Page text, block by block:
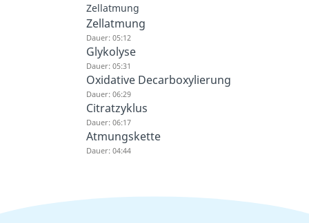
Zellatmung
Zellatmung
Dauer: 05:12
Glykolyse
Dauer: 05:31
Oxidative Decarboxylierung
Dauer: 06:29
Citratzyklus
Dauer: 06:17
Atmungskette
Dauer: 04:44